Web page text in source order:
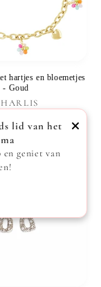
hartjes en bloemetjes
- Goud
Verkoper:
lid van het
geniet van